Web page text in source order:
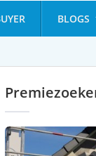
BLOGS